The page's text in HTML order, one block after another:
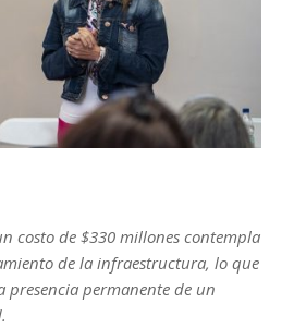
costo de $330 millones contempla
de la infraestructura, lo que
permanente de un